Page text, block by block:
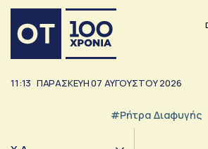
11:13 ΠΑΡΑΣΚΕΥΗ07 ΑΥΓΟΥΣΤΟΥ2026
#ρήτρα Διαφυγής